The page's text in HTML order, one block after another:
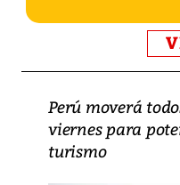
Perú moverá
viernes para
turismo